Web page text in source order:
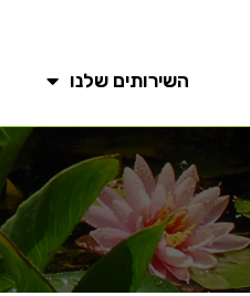
השירותים שלנו